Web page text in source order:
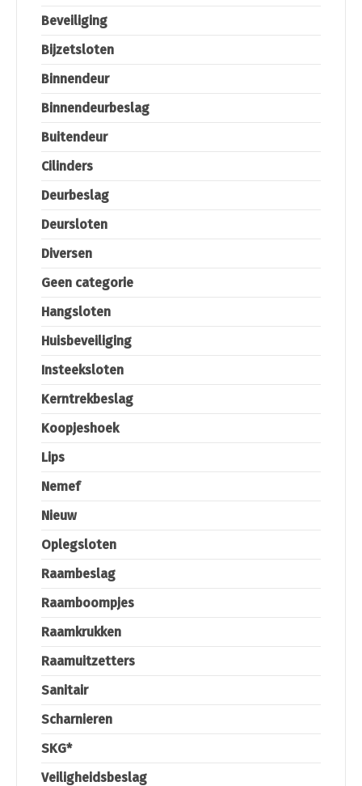
Beveiliging
Bijzetsloten
Binnendeur
Binnendeurbeslag
Buitendeur
Cilinders
Deurbeslag
Deursloten
Diversen
Geen categorie
Hangsloten
Huisbeveiliging
Insteeksloten
Kerntrekbeslag
Koopjeshoek
Lips
Nemef
Nieuw
Oplegsloten
Raambeslag
Raamboompjes
Raamkrukken
Raamuitzetters
Sanitair
Scharnieren
SKG*
Veiligheidsbeslag